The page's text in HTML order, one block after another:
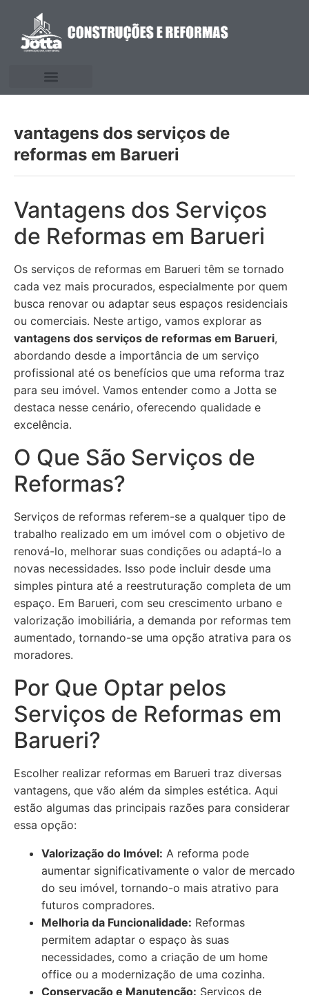
vantagens dos serviços de
reformas em Barueri
Vantagens dos Serviços
de Reformas em Barueri
Os serviços de reformas em Barueri têm se tornado
cada vez mais procurados, especialmente por quem
busca renovar ou adaptar seus espaços residenciais
ou comerciais. Neste artigo, vamos explorar as
vantagens dos serviços de reformas em Barueri,
abordando desde a importância de um serviço
profissional até os benefícios que uma reforma traz
para seu imóvel. Vamos entender como a Jotta se
destaca nesse cenário, oferecendo qualidade e
excelência.
O Que São Serviços de
Reformas?
Serviços de reformas referem-se a qualquer tipo de
trabalho realizado em um imóvel com o objetivo de
renová-lo, melhorar suas condições ou adaptá-lo a
novas necessidades. Isso pode incluir desde uma
simples pintura até a reestruturação completa de um
espaço. Em Barueri, com seu crescimento urbano e
valorização imobiliária, a demanda por reformas tem
aumentado, tornando-se uma opção atrativa para os
moradores.
Por Que Optar pelos
Serviços de Reformas em
Barueri?
Escolher realizar reformas em Barueri traz diversas
vantagens, que vão além da simples estética. Aqui
estão algumas das principais razões para considerar
essa opção:
Valorização do Imóvel: A reforma pode
aumentar significativamente o valor de mercado
do seu imóvel, tornando-o mais atrativo para
futuros compradores.
Melhoria da Funcionalidade: Reformas
permitem adaptar o espaço às suas
necessidades, como a criação de um home
office ou a modernização de uma cozinha.
Conservação e Manutenção: Serviços de